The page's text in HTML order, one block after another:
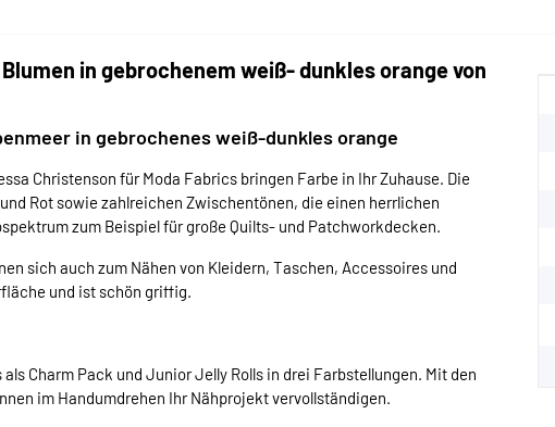
in gebrochenem weiß- dunkles orange von
in gebrochenes weiß-dunkles orange
Christenson für Moda Fabrics bringen Farbe in Ihr Zuhause. Die
Rot sowie zahlreichen Zwischentönen, die einen herrlichen
zum Beispiel für große Quilts- und Patchworkdecken.
sich auch zum Nähen von Kleidern, Taschen, Accessoires und
und ist schön griffig.
Charm Pack und Junior Jelly Rolls in drei Farbstellungen. Mit den
im Handumdrehen Ihr Nähprojekt vervollständigen.